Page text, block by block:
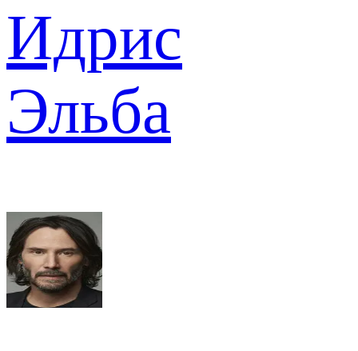
Идрис
Эльба